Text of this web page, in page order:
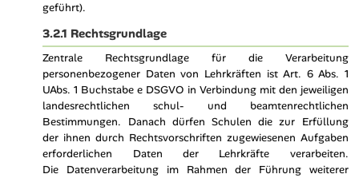
geführt).
3.2.1 Rechtsgrundlage
Zentrale Rechtsgrundlage für die Verarbeitung
personenbezogener Daten von Lehrkräften ist Art. 6 Abs. 1
UAbs. 1 Buchstabe e DSGVO in Verbindung mit den jeweiligen
landesrechtlichen schul- und beamtenrechtlichen
Bestimmungen. Danach dürfen Schulen die zur Erfüllung
der ihnen durch Rechtsvorschriften zugewiesenen Aufgaben
erforderlichen Daten der Lehrkräfte verarbeiten.
Die Datenverarbeitung im Rahmen der Führung weiterer